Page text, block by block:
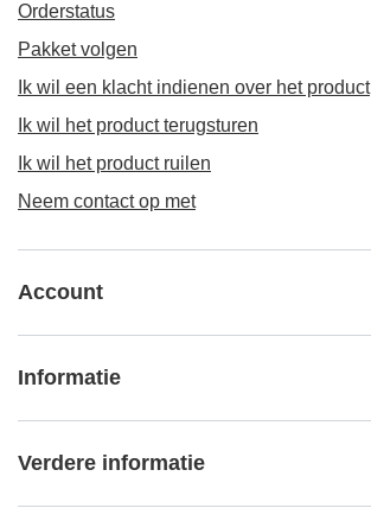
Orderstatus
Pakket volgen
Ik wil een klacht indienen over het product
Ik wil het product terugsturen
Ik wil het product ruilen
Neem contact op met
Account
Informatie
Verdere informatie